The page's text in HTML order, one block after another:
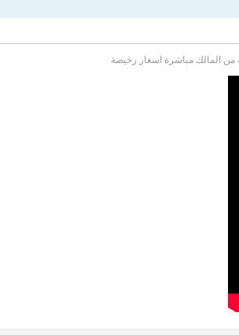
من المالك مباشرة اسعار رخيصة